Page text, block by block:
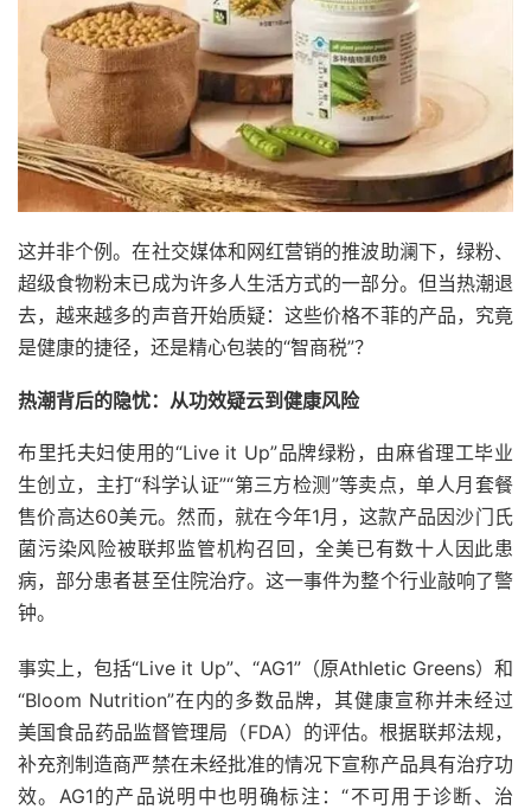
这并非个例。在社交媒体和网红营销的推波助澜下，绿粉、
超级食物粉末已成为许多人生活方式的一部分。但当热潮退
去，越来越多的声音开始质疑：这些价格不菲的产品，究竟
是健康的捷径，还是精心包装的“智商税”？
热潮背后的隐忧：从功效疑云到健康风险
布里托夫妇使用的“Live it Up”品牌绿粉，由麻省理工毕业
生创立，主打“科学认证”“第三方检测”等卖点，单人月套餐
售价高达60美元。然而，就在今年1月，这款产品因沙门氏
菌污染风险被联邦监管机构召回，全美已有数十人因此患
病，部分患者甚至住院治疗。这一事件为整个行业敲响了警
钟。
事实上，包括“Live it Up”、“AG1”（原Athletic Greens）和
“Bloom Nutrition”在内的多数品牌，其健康宣称并未经过
美国食品药品监督管理局（FDA）的评估。根据联邦法规，
补充剂制造商严禁在未经批准的情况下宣称产品具有治疗功
效。AG1的产品说明中也明确标注：“不可用于诊断、治